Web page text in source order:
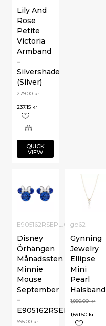
Lily And
Rose
Petite
Victoria
Armband
–
Silvershade
(Silver)
279.00kr
237.15 kr
QUICK
VIEW
E905162RSEPL.CS
Disney
Örhängen
Månadssten
Minnie
Mouse
September
–
E905162RSEPL.CS
695.00kr
gp62
Gynning
Jewelry
Ellipse
Mini
Pearl
Halsband
1,990.00kr
1,691.50 kr